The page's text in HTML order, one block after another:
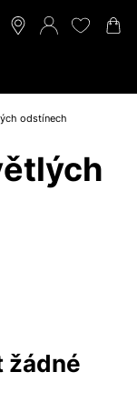
odstínech
žádné